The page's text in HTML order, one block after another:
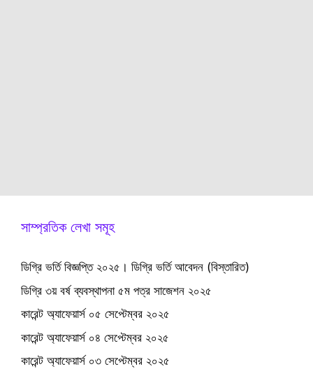
সাম্প্রতিক লেখা সমূহ
ডিগ্রি ভর্তি বিজ্ঞপ্তি ২০২৫। ডিগ্রি ভর্তি আবেদন (বিস্তারিত)
ডিগ্রি ৩য় বর্ষ ব্যবস্থাপনা ৫ম পত্র সাজেশন ২০২৫
কারেন্ট অ্যাফেয়ার্স ০৫ সেপ্টেম্বর ২০২৫
কারেন্ট অ্যাফেয়ার্স ০৪ সেপ্টেম্বর ২০২৫
কারেন্ট অ্যাফেয়ার্স ০৩ সেপ্টেম্বর ২০২৫